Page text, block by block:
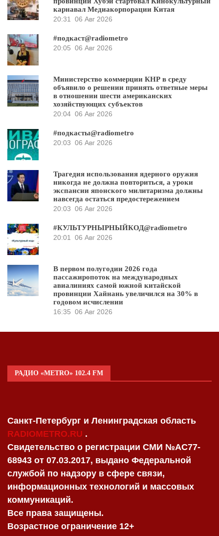
карнавал Медиакорпорации Китая
20:31
06 Авг 2026
#подкаст@radiometro
20:05 06 Авг 2026
Министерство коммерции КНР в среду
объявило о решении принять ответные меры
в отношении шести американских
хозяйствующих субъектов
20:04 06 Авг 2026
#подкасты@radiometro
20:03 06 Авг 2026
Трагедия использования ядерного оружия
никогда не должна повториться, а уроки
экспансии японского милитаризма должны
навсегда остаться предостережением
20:03 06 Авг 2026
#КУЛЬТУРНЫРНЫЙКОД@radiometro
20:01
06 Авг 2026
В первом полугодии 2026 года
пассажиропоток на международных
авиалиниях самой южной китайской
провинции Хайнань увеличился на 30% в
годовом исчислении
16:35 06 Авг 2026
РАДИО «METRO» 102.4 FM
Санкт-Петербург и Ленинградская область
RADIOMETRO.RU .
Свидетельство о регистрации СМИ №AC77-
68943 от 07.03.2017, выдано Федеральной
службой по надзору в сфере связи,
информационных технологий и массовых
коммуникаций.
Все права защищены.
Возрастное ограничение 12+